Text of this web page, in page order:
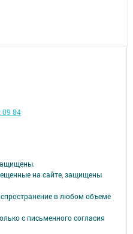
на сайте, защищены
в любом объеме
с письменного согласия
09 84